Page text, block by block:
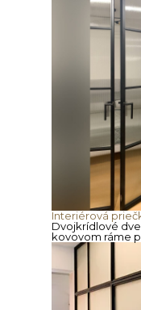
Dvojkrídlové
kovovom ráme
Interiérová